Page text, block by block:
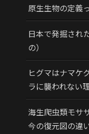
原生生物の定義
日本で発掘され
の）
ヒグマはナマケ
ラに襲われない
海生爬虫類モサ
今の復元図の違